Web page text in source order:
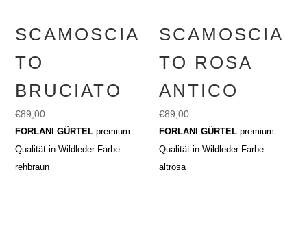
SCAMOSCIA
TO
BRUCIATO
€89,00
FORLANI GÜRTEL premium
Qualität in Wildleder Farbe
rehbraun
SCAMOSCIA
TO ROSA
ANTICO
€89,00
FORLANI GÜRTELpremium
Qualität in Wildleder Farbe
altrosa